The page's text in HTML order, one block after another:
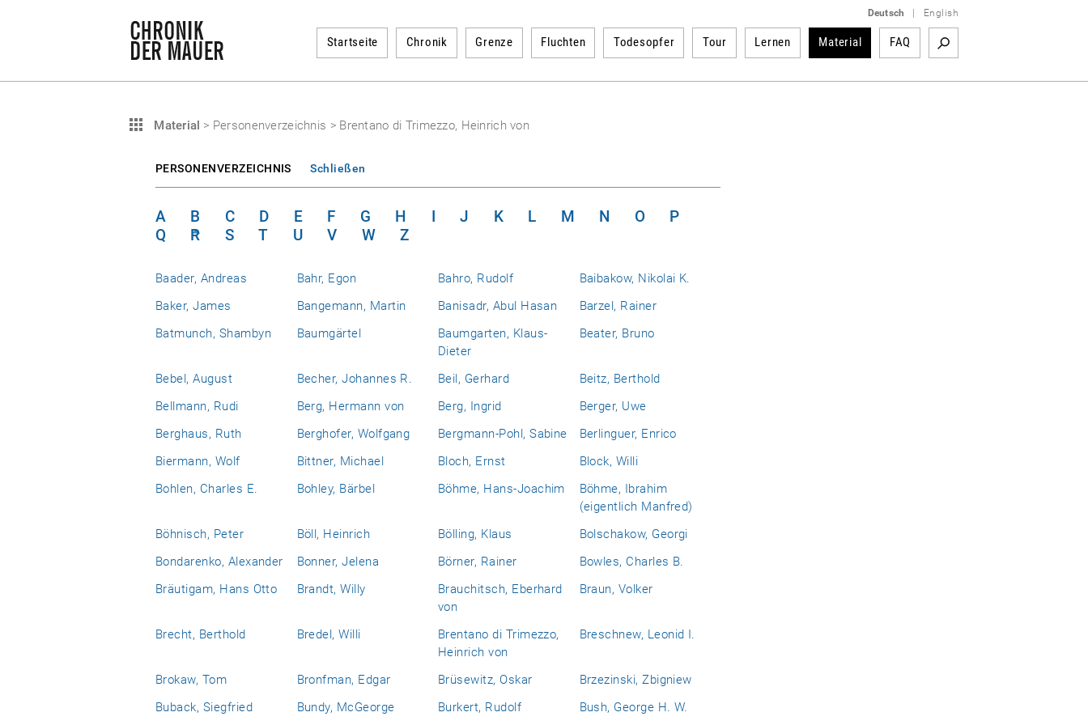
Deutsch English
Startseite Chronik Grenze Fluchten Todesopfer Tour Lernen Material FAQ
Material > Personenverzeichnis > Brentano di Trimezzo, Heinrich von
PERSONENVERZEICHNIS Schließen
A B C D E F G H I J K L M N O
P
Q
R S T U V W Z
Baader, Andreas Bahr, Egon Bahro, Rudolf
Baibakow, Nikolai K.
Baker, James
Bangemann, Martin Banisadr, Abul Hasan
Barzel, Rainer
Batmunch, Shambyn
Baumgärtel
Baumgarten, Klaus-
Dieter
Beater, Bruno
Bebel, August Becher, Johannes R. Beil, Gerhard
Beitz, Berthold
Bellmann, Rudi
Berg, Hermann von Berg, Ingrid
Berger, Uwe
Berghaus, Ruth
Berghofer, Wolfgang Bergmann-Pohl, Sabine
Berlinguer, Enrico
Biermann, Wolf
Bittner, Michael Bloch, Ernst
Block, Willi
Bohlen, Charles E.
Bohley, Bärbel Böhme, Hans-Joachim
Böhme, Ibrahim
(eigentlich Manfred)
Böhnisch, Peter
Böll, Heinrich Bölling, Klaus
Bolschakow, Georgi
Bondarenko, Alexander
Bonner, Jelena Börner, Rainer
Bowles, Charles B.
Bräutigam, Hans Otto
Brandt, Willy
Brauchitsch, Eberhard
von
Braun, Volker
Brecht, Berthold Bredel, Willi
Brentano di Trimezzo,
Heinrich von
Breschnew, Leonid I.
Brokaw, Tom Bronfman, Edgar Brüsewitz, Oskar
Brzezinski, Zbigniew
Buback, Siegfried
Bundy, McGeorge Burkert, Rudolf Bush, George H. W.